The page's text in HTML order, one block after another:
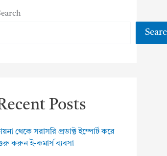
Posts
থেকে সরাসরি প্রডাক্ট ইম্পোর্ট করে
করুন ই-কমার্স ব্যবসা